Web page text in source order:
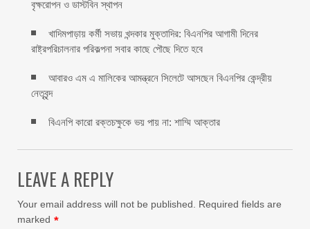
বৃক্ষরোপন ও ডাস্টবিন স্থাপন
খাদিমপাড়ায় কর্মী সভায় খন্দকার মুক্তাদির: বিএনপির আগামী দিনের
রাষ্ট্রপরিচালনার পরিকল্পনা সবার কাছে পৌছে দিতে হবে
আবারও এম এ মালিকের আমন্ত্রনে সিলেটে আসছেন বিএনপির কেন্দ্রীয়
নেতৃবৃন্দ
বিএনপি কারো রক্তচক্ষুকে ভয় পায় না: শাম্মি আক্তার
LEAVE A REPLY
Your email address will not be published.
Required fields are
marked *